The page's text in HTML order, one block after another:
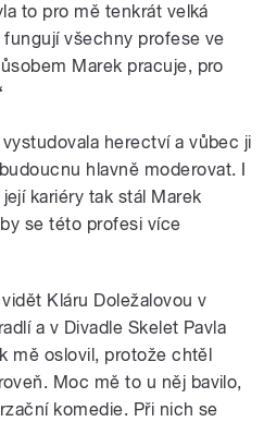
to pro mě tenkrát velká
všechny profese ve
Marek pracuje, pro
herectví a vůbec ji
hlavně moderovat. I
kariéry tak stál Marek
se této profesi více
Kláru Doležalovou v
a v Divadle Skelet Pavla
mě oslovil, protože chtěl
Moc mě to u něj bavilo,
komedie. Při nich se